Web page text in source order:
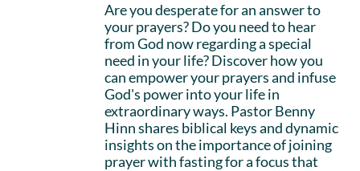
Are you desperate for an answer to
your prayers? Do you need to hear
from God now regarding a special
need in your life? Discover how you
can empower your prayers and infuse
God's power into your life in
extraordinary ways. Pastor Benny
Hinn shares biblical keys and dynamic
insights on the importance of joining
prayer with fasting for a focus that